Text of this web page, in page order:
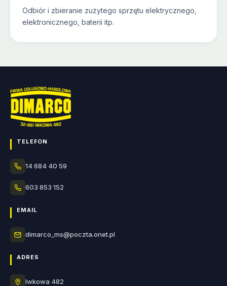
Odbiór i zbieranie zużytego sprzętu elektrycznego,
elektronicznego, baterii itp.
TELEFON
14 684 40 59
603 853 152
EMAIL
dimarco_ms@poczta.onet.pl
ADRES
Iwkowa 482